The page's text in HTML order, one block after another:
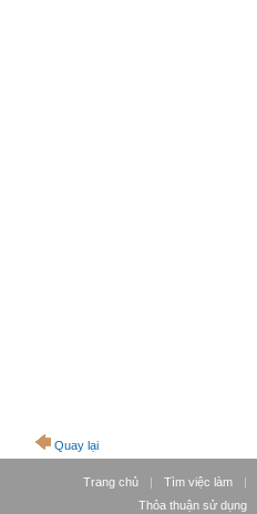
Quay lại
Trang chủ | Tìm việc làm |
Thỏa thuận sử dụng